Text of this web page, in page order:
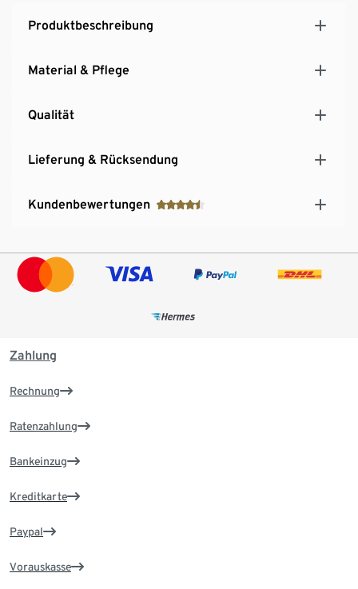
Produktbeschreibung
Material & Pflege
Qualität
Lieferung & Rücksendung
Kundenbewertungen
Zahlung
Rechnung
Ratenzahlung
Bankeinzug
Kreditkarte
Paypal
Vorauskasse